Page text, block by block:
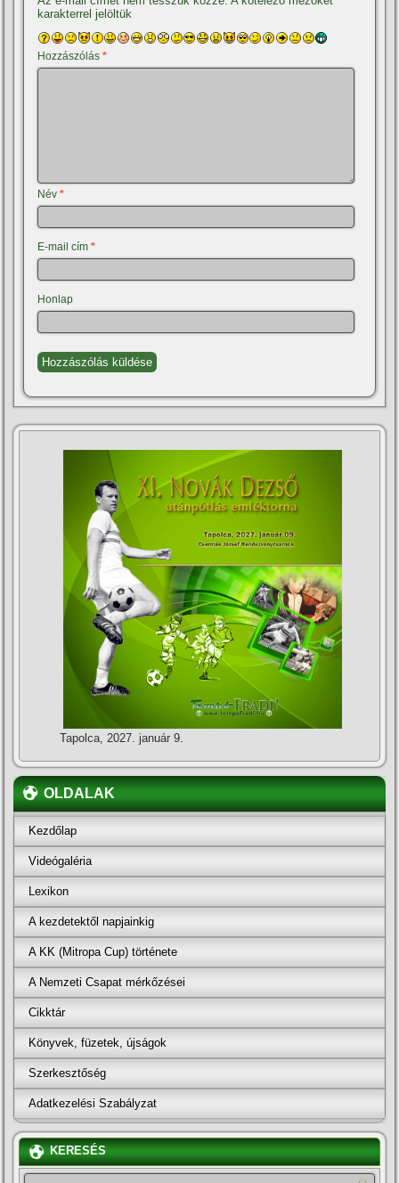
karakterrel jelöltük
Hozzászólás*
Név*
E-mail cím*
Honlap
Tapolca, 2027. január 9.
OLDALAK
Kezdőlap
Videógaléria
Lexikon
A kezdetektől napjainkig
A KK (Mitropa Cup) története
A Nemzeti Csapat mérkőzései
Cikktár
Könyvek, füzetek, újságok
Szerkesztőség
Adatkezelési Szabályzat
KERESÉS